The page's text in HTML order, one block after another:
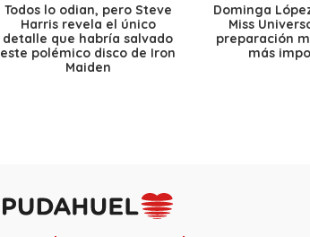
Todos lo odian, pero Steve
Harris revela el único
detalle que habría salvado
este polémico disco de Iron
Maiden
Dominga
Miss
preparación
más